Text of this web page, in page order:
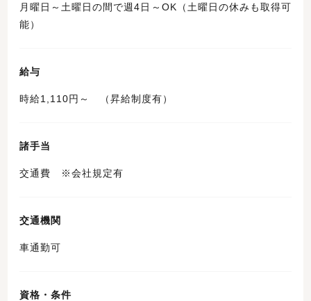
月曜日～土曜日の間で週4日～OK（土曜日の休みも取得可
能）
給与
時給1,110円～ （昇給制度有）
諸手当
交通費 ※会社規定有
交通機関
車通勤可
資格・条件